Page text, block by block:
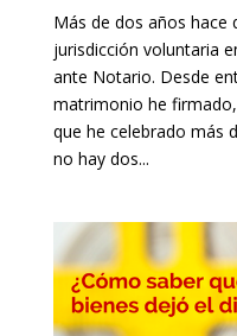
Más de dos años hace
jurisdicción voluntaria
ante Notario. Desde
matrimonio he
que he celebrado más
no hay dos...